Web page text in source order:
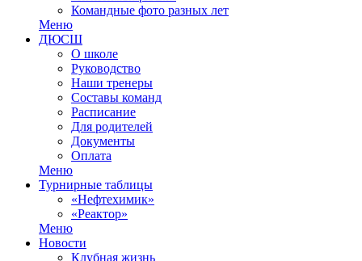
Командные фото разных лет
Меню
ДЮСШ
О школе
Руководство
Наши тренеры
Составы команд
Расписание
Для родителей
Документы
Оплата
Меню
Турнирные таблицы
«Нефтехимик»
«Реактор»
Меню
Новости
Клубная жизнь